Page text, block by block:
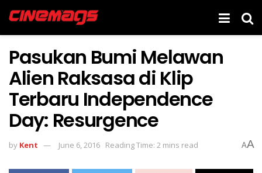
Pasukan Bumi Melawan
Alien Raksasa di Klip
Terbaru Independence
Day: Resurgence
by Kent June 6, 2016 Reading Time: 2 mins read AA